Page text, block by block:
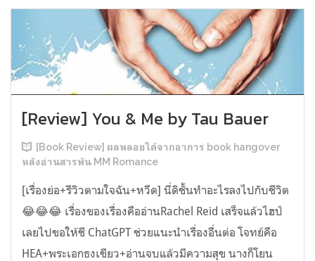
[Review] You & Me by Tau Bauer
[Book Review] ผลพลอยได้จากอาการ book hangover
หลังอ่านสารพัน MM Romance
[เรื่องย่อ+รีวิวตามใจฉัน+หวีด] นี่ดิชั้นทำอะไรลงไปกับชีวิต
😂😂😂 เรื่องของเรื่องคืออ่านRachel Reid เสร็จแล้วไฮป์
เลยไปขอให้ชี ChatGPT ช่วยแนะนำเรื่องอื่นต่อ โจทย์คือ
HEA+พระเอกธงเขียว+อ่านจบแล้วมีความสุข นางก็โยน